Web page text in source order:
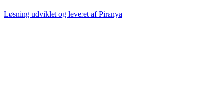
Løsning udviklet og leveret afPiranya